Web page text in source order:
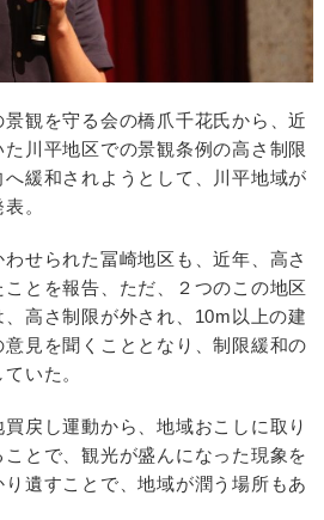
観を守る会の橋爪千花氏から、近
川平地区での景観条例の高さ制限
緩和されようとして、川平地域が
。
せられた冨崎地区も、近年、高さ
とを報告、ただ、２つのこの地区
高さ制限が外され、10m以上の建
見を聞くこととなり、制限緩和の
いた。
戻し運動から、地域おこしに取り
とで、観光が盛んになった現象を
遺すことで、地域が潤う場所もあ